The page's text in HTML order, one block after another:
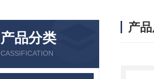
产品分类
CASSIFICATION
产